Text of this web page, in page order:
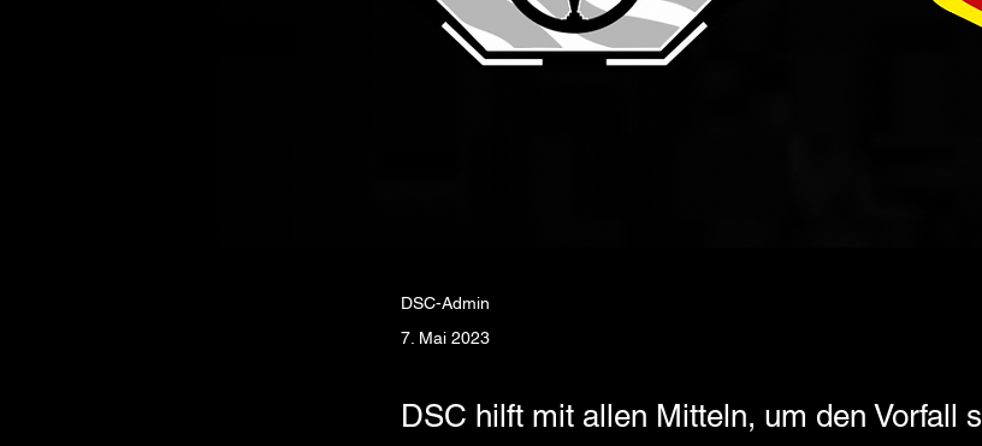
DSC-Admin
7. Mai 2023
DSC hilft mit allen Mitteln, um den Vorfall